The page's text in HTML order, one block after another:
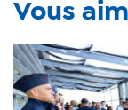
Vous